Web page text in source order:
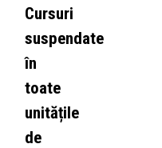
Cursuri
suspendate
în
toate
unitățile
de